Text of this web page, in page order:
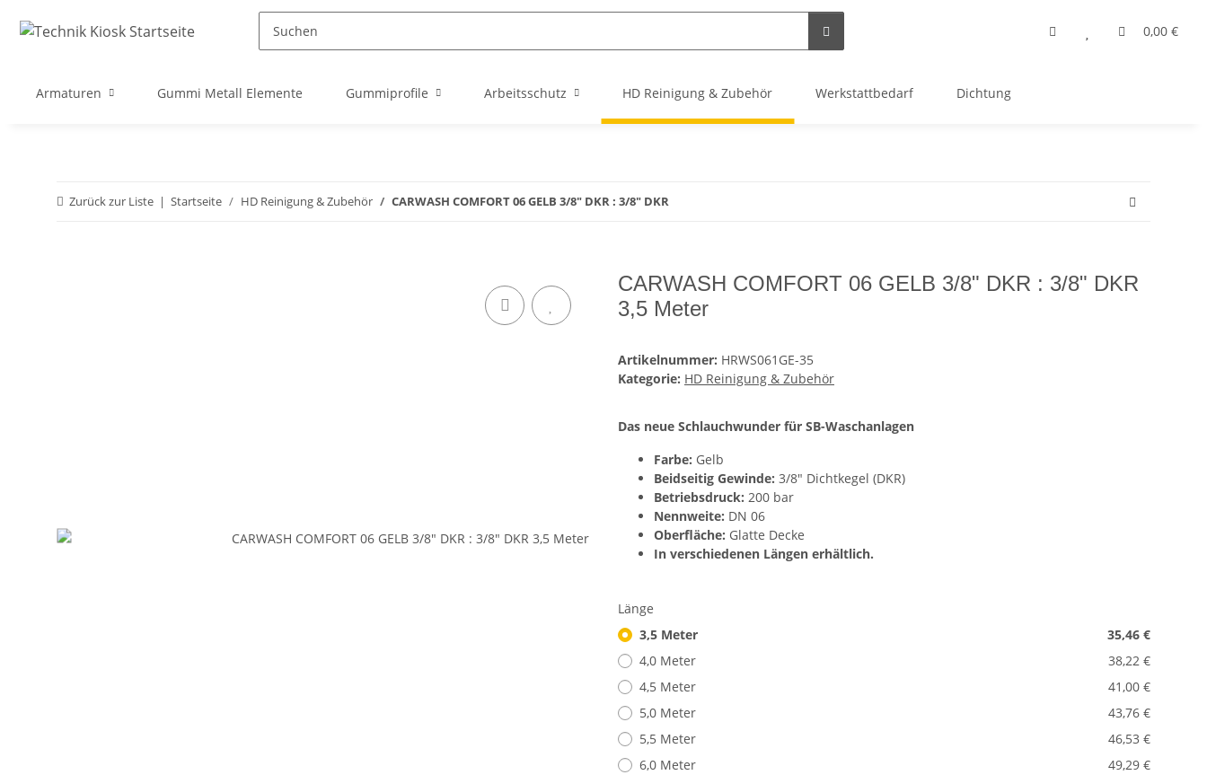
0,00 €
Armaturen Gummi Metall Elemente Gummiprofile Arbeitsschutz HD Reinigung & Zubehör Werkstattbedarf Dichtung
Zurück zur Liste Startseite HD Reinigung & Zubehör CARWASH COMFORT 06 GELB 3/8" DKR : 3/8" DKR
CARWASH COMFORT 06 GELB 3/8" DKR : 3/8" DKR
3,5 Meter
Artikelnummer: HRWS061GE-35
Kategorie: HD Reinigung & Zubehör
Das neue Schlauchwunder für SB-Waschanlagen
Farbe: Gelb
Beidseitig Gewinde: 3/8" Dichtkegel (DKR)
Betriebsdruck: 200 bar
Nennweite: DN 06
Oberfläche: Glatte Decke
In verschiedenen Längen erhältlich.
Länge
3,5 Meter
35,46 €
4,0 Meter
38,22 €
4,5 Meter
41,00 €
5,0 Meter
43,76 €
5,5 Meter
46,53 €
6,0 Meter
49,29 €